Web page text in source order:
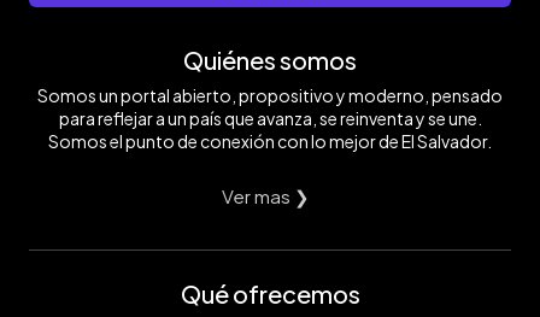
Quiénes somos
Somos un portal abierto, propositivo y moderno, pensado
para reflejar a un país que avanza, se reinventa y se une.
Somos el punto de conexión con lo mejor de El Salvador.
Ver mas ❯
Qué ofrecemos